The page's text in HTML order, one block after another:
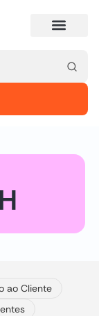
ao Cliente